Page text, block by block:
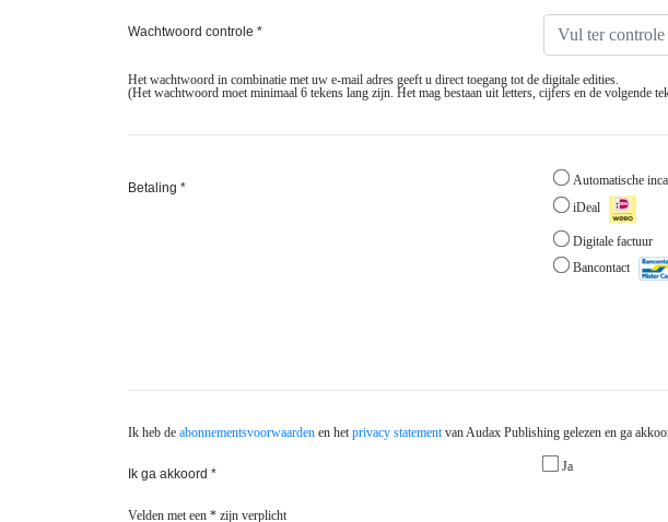
Wachtwoord controle *
Het wachtwoord in combinatie met uw e-mail adres geeft u direct toegang tot de digitale edities.
(Het wachtwoord moet minimaal 6 tekens lang zijn. Het mag bestaan uit letters, cijfers en de volgende
Betaling *
Automatische
iDeal
Digitale factuur
Bancontact
Ik heb de abonnementsvoorwaarden en hetprivacy statementvan Audax Publishing gelezen en ga
Ik ga akkoord * Ja
Velden met een * zijn verplicht